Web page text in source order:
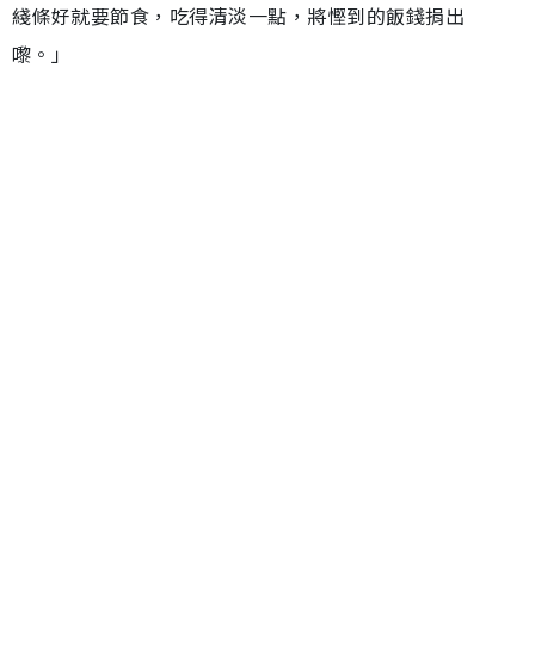
綫條好就要節食，吃得清淡一點，將慳到的飯錢捐出
嚟。」